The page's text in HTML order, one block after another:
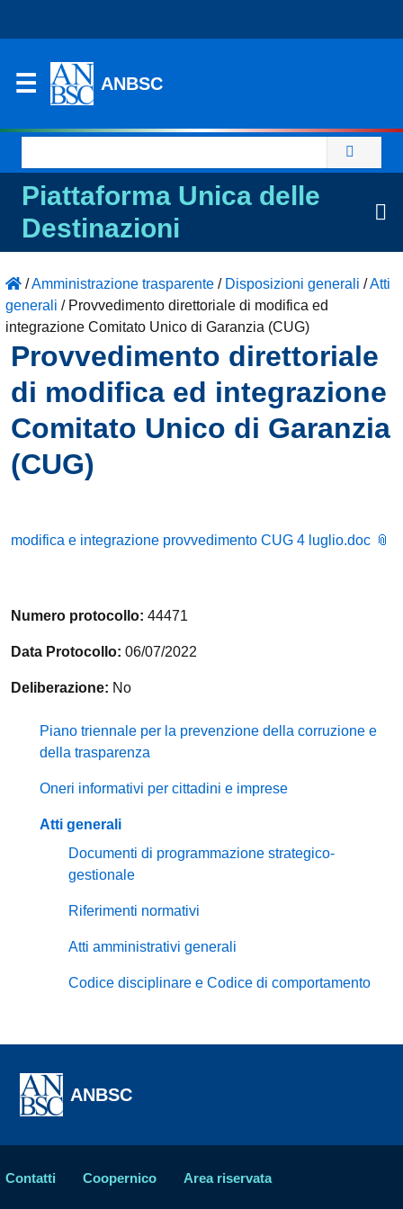
ANBSC
per:
Piattaforma Unica delle
Destinazioni
/Amministrazione trasparente / Disposizioni generali /Atti
generali / Provvedimento direttoriale di modifica ed
integrazione Comitato Unico di Garanzia (CUG)
Provvedimento direttoriale
di modifica ed integrazione
Comitato Unico di Garanzia
(CUG)
modifica e integrazione provvedimento CUG 4 luglio.doc
Numero protocollo: 44471
Data Protocollo: 06/07/2022
Deliberazione: No
Piano triennale per la prevenzione della corruzione e
della trasparenza
Oneri informativi per cittadini e imprese
Atti generali
Documenti di programmazione strategico-
gestionale
Riferimenti normativi
Atti amministrativi generali
Codice disciplinare e Codice di comportamento
ANBSC
Contatti Coopernico Area riservata